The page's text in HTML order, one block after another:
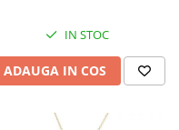
IN STOC
ADAUGA IN COS